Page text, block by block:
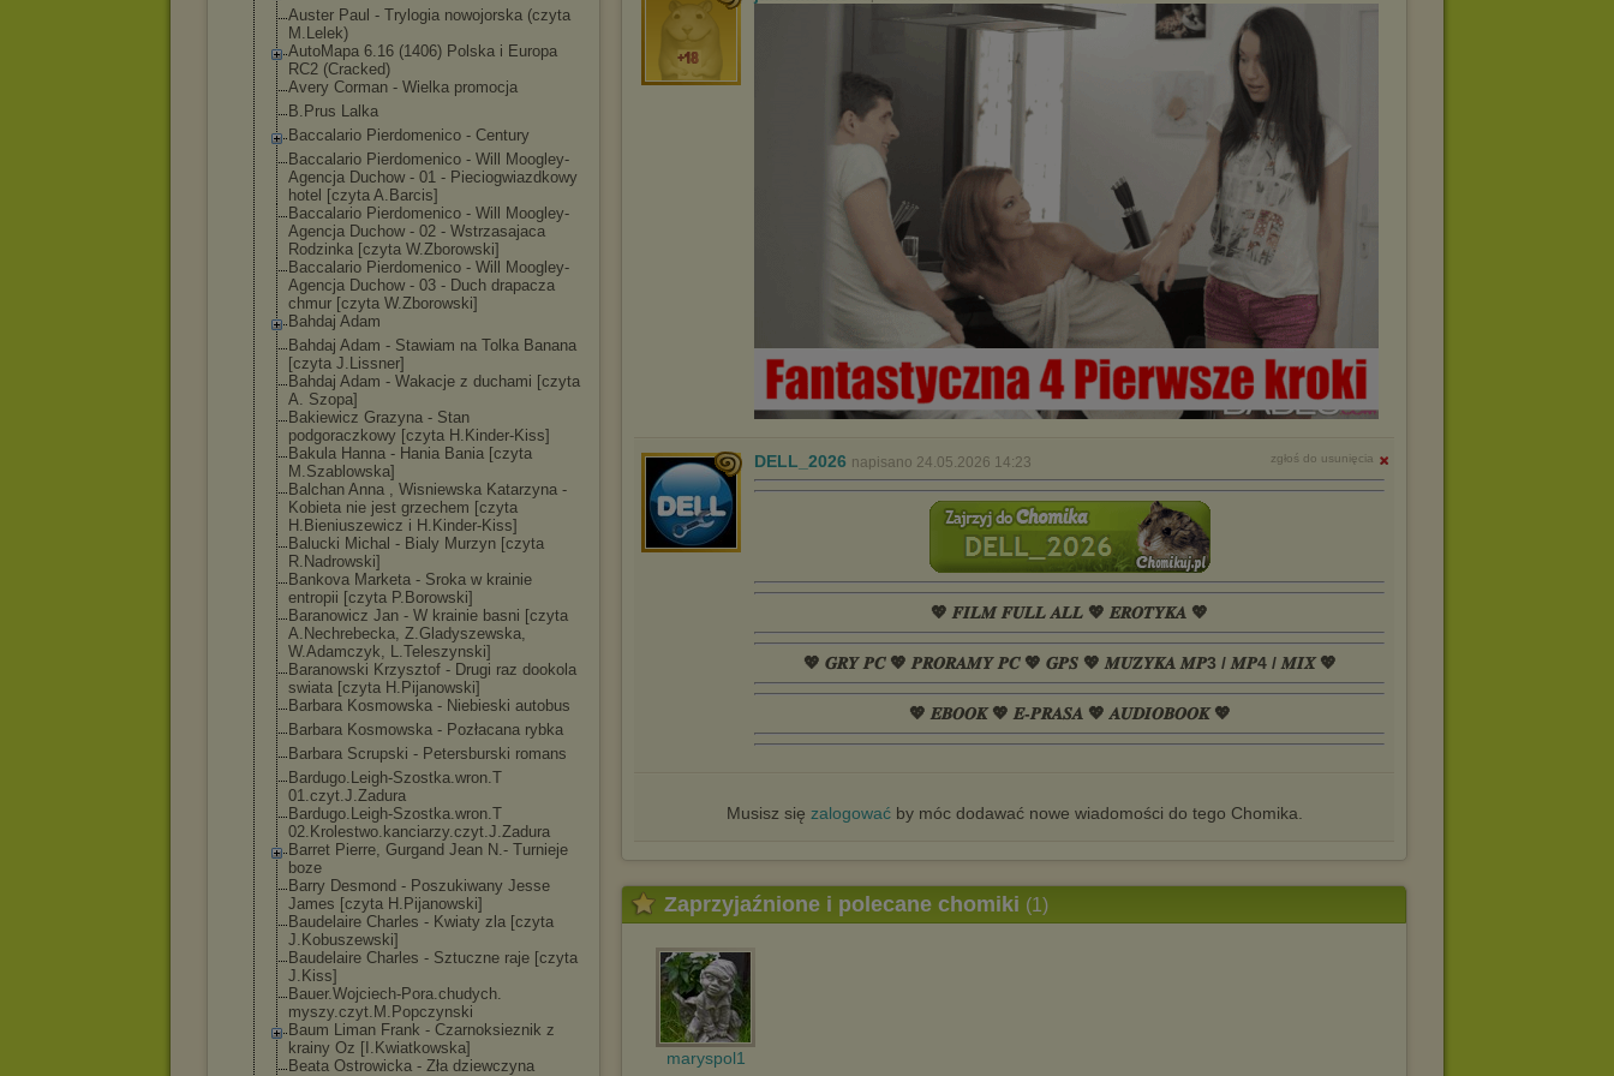
Auster Paul - Trylogia nowojorska (czyta
M.Lelek)
AutoMapa 6.16 (1406) Polska i Europa
RC2 (Cracked)
Avery Corman - Wielka promocja
B.Prus Lalka
Baccalario Pierdomenico - Century
Baccalario Pierdomenico - Will Moogley-
Agencja Duchow - 01 - Pieciogwiazdkowy
hotel [czyta A.Barcis]
Baccalario Pierdomenico - Will Moogley-
Agencja Duchow - 02 - Wstrzasajaca
Rodzinka [czyta W.Zborowski]
Baccalario Pierdomenico - Will Moogley-
Agencja Duchow - 03 - Duch drapacza
chmur [czyta W.Zborowski]
Bahdaj Adam
Bahdaj Adam - Stawiam na Tolka Banana
[czyta J.Lissner]
Bahdaj Adam - Wakacje z duchami [czyta
A. Szopa]
Bakiewicz Grazyna - Stan
podgoraczkowy [czyta H.Kinder-Kiss]
Bakula Hanna - Hania Bania [czyta
M.Szablowska]
Balchan Anna , Wisniewska Katarzyna -
Kobieta nie jest grzechem [czyta
H.Bieniuszewicz i H.Kinder-Kiss]
Balucki Michal - Bialy Murzyn [czyta
R.Nadrowski]
Bankova Marketa - Sroka w krainie
entropii [czyta P.Borowski]
Baranowicz Jan - W krainie basni [czyta
A.Nechrebecka, Z.Gladyszewska,
W.Adamczyk, L.Teleszynski]
Baranowski Krzysztof - Drugi raz dookola
swiata [czyta H.Pijanowski]
Barbara Kosmowska - Niebieski autobus
Barbara Kosmowska - Pozłacana rybka
Barbara Scrupski - Petersburski romans
Bardugo.Leigh-Szostka.wron.T
01.czyt.J.Zadura
Bardugo.Leigh-Szostka.wron.T
02.Krolestwo.kanciarzy.czyt.J.Zadura
Barret Pierre, Gurgand Jean N.- Turnieje
boze
Barry Desmond - Poszukiwany Jesse
James [czyta H.Pijanowski]
Baudelaire Charles - Kwiaty zla [czyta
J.Kobuszewski]
Baudelaire Charles - Sztuczne raje [czyta
J.Kiss]
Bauer.Wojciech-Pora.chudych.
myszy.czyt.M.Popczynski
Baum Liman Frank - Czarnoksieznik z
krainy Oz [I.Kwiatkowska]
Beata Ostrowicka - Zła dziewczyna
DELL_2026 napisano 24.05.2026 14:23 zgłoś do usunięcia
💖 𝑭𝑰𝑳𝑴 𝑭𝑼𝑳𝑳 𝑨𝑳𝑳 💖 𝑬𝑹𝑶𝑻𝒀𝑲𝑨 💖
💖 𝑮𝑹𝒀 𝑷𝑪 💖 𝑷𝑹𝑶𝑹𝑨𝑴𝒀 𝑷𝑪 💖 𝑮𝑷𝑺 💖 𝑴𝑼𝒁𝒀𝑲𝑨 𝑴𝑷3 / 𝑴𝑷4 / 𝑴𝑰𝑿 💖
💖 𝑬𝑩𝑶𝑶𝑲 💖 𝑬-𝑷𝑹𝑨𝑺𝑨 💖 𝑨𝑼𝑫𝑰𝑶𝑩𝑶𝑶𝑲 💖
Musisz się zalogowaćby móc dodawać nowe wiadomości do tego Chomika.
Zaprzyjaźnione i polecane chomiki (1)
maryspol1